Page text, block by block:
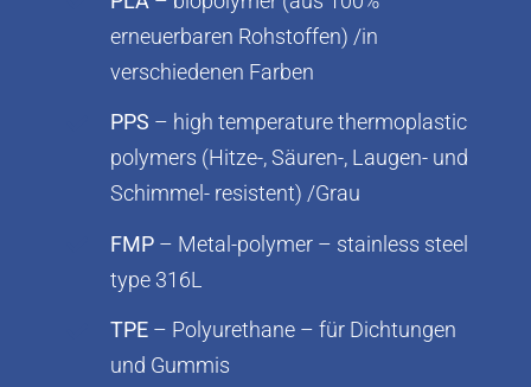
erneuerbaren Rohstoffen) /in
verschiedenen Farben
PPS – high temperature thermoplastic
polymers (Hitze-, Säuren-, Laugen- und
Schimmel- resistent) /Grau
FMP – Metal-polymer – stainless steel
type 316L
TPE – Polyurethane – für Dichtungen
und Gummis